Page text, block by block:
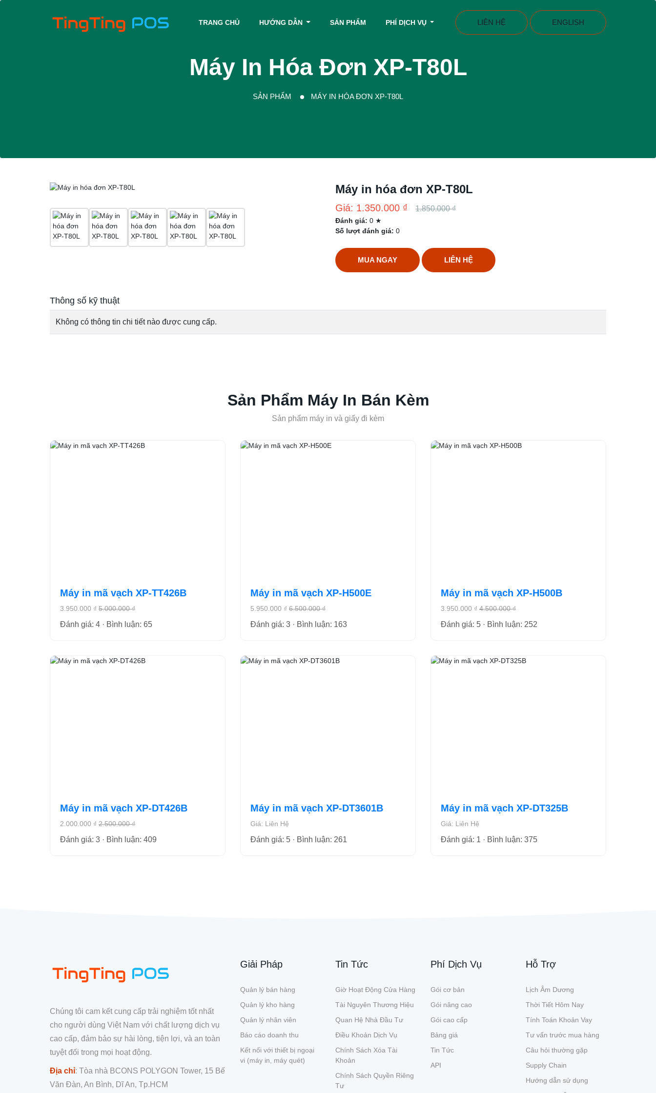
TRANG CHỦ HƯỚNG DẪN SẢN PHẨM PHÍ DỊCH VỤ LIÊN HỆ ENGLISH
Máy In Hóa Đơn XP-T80L
SẢN PHẨM MÁY IN HÓA ĐƠN XP-T80L
Máy in hóa đơn XP-T80L
Giá: 1.350.000 ₫ 1.850.000 ₫
Đánh giá: 0 ★
Số lượt đánh giá: 0
MUA NGAY LIÊN HỆ
Thông số kỹ thuật
Không có thông tin chi tiết nào được cung cấp.
Sản Phẩm Máy In Bán Kèm
Sản phẩm máy in và giấy đi kèm
Máy in mã vạch XP-TT426B
3.950.000 ₫ 5.000.000 ₫
Đánh giá: 4 · Bình luận: 65
Máy in mã vạch XP-H500E
5.950.000 ₫ 6.500.000 ₫
Đánh giá: 3 · Bình luận: 163
Máy in mã vạch XP-H500B
3.950.000 ₫ 4.500.000 ₫
Đánh giá: 5 · Bình luận: 252
Máy in mã vạch XP-DT426B
2.000.000 ₫ 2.500.000 ₫
Đánh giá: 3 · Bình luận: 409
Máy in mã vạch XP-DT3601B
Giá: Liên Hệ
Đánh giá: 5 · Bình luận: 261
Máy in mã vạch XP-DT325B
Giá: Liên Hệ
Đánh giá: 1 · Bình luận: 375
Chúng tôi cam kết cung cấp trải nghiệm tốt nhất
cho người dùng Việt Nam với chất lượng dịch vụ
cao cấp, đảm bảo sự hài lòng, tiện lợi, và an toàn
tuyệt đối trong mọi hoạt động.
Địa chỉ: Tòa nhà BCONS POLYGON Tower, 15 Bế
Văn Đàn, An Bình, Dĩ An, Tp.HCM
Giải Pháp
Quản lý bán hàng
Quản lý kho hàng
Quản lý nhân viên
Báo cáo doanh thu
Kết nối với thiết bị ngoại
vi (máy in, máy quét)
Tin Tức
Giờ Hoạt Động Cửa Hàng
Tài Nguyên Thương Hiệu
Quan Hệ Nhà Đầu Tư
Điều Khoản Dịch Vụ
Chính Sách Xóa Tài
Khoản
Chính Sách Quyền Riêng
Tư
Phí Dịch Vụ
Gói cơ bản
Gói nâng cao
Gói cao cấp
Bảng giá
Tin Tức
API
Hỗ Trợ
Lịch Âm Dương
Thời Tiết Hôm Nay
Tính Toán Khoản Vay
Tư vấn trước mua hàng
Câu hỏi thường gặp
Supply Chain
Hướng dẫn sử dụng